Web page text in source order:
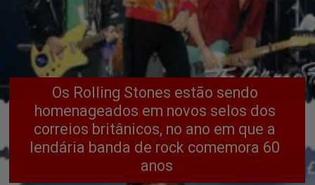
Os Rolling Stones estão sendo
homenageados em novos selos dos
correios britânicos, no ano em que a
lendária banda de rock comemora 60
anos